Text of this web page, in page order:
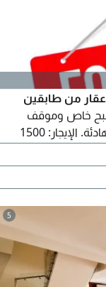
من طابقين
مسبح خاص وموقف
سيارات خاص. تقع في منطقة سكنية راقية وهادئة. الإيجار: 1500
بنا لمزيد من
5